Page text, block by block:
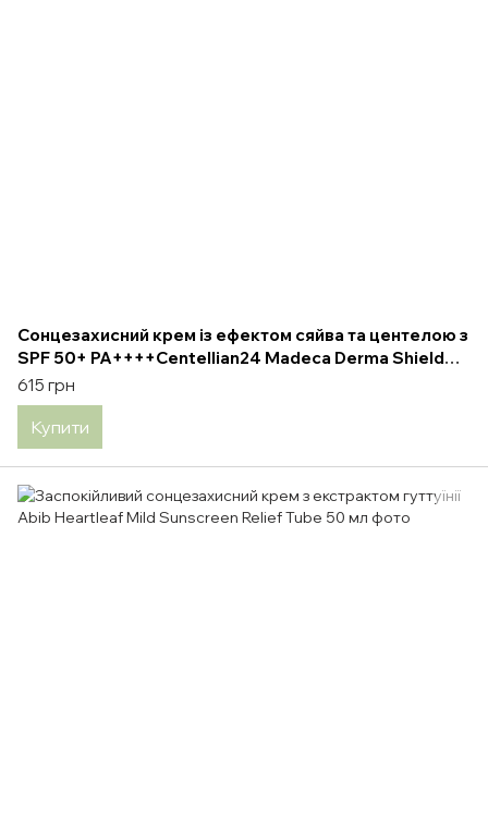
Cонцезахисний крем із ефектом сяйва та центелою з
SPF 50+ PA++++Centellian24 Madeca Derma Shield
Vital Dewy Sun Cream 50ml
615 грн
Купити